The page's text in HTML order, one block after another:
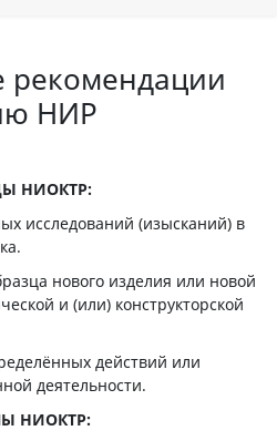
рекомендации
НИР
НИОКТР:
исследований (изысканий) в
нового изделия или новой
и (или) конструкторской
действий или
деятельности.
НИОКТР: